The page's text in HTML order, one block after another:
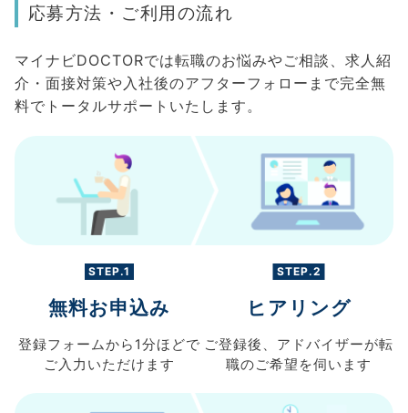
応募方法・ご利用の流れ
マイナビDOCTORでは転職のお悩みやご相談、求人紹
介・面接対策や入社後のアフターフォローまで完全無
料でトータルサポートいたします。
STEP.1
無料お申込み
登録フォームから 1分ほどで
ご入力 いただけます
STEP.2
ヒアリング
ご登録後、 アドバイザーが転
職のご希望を伺います